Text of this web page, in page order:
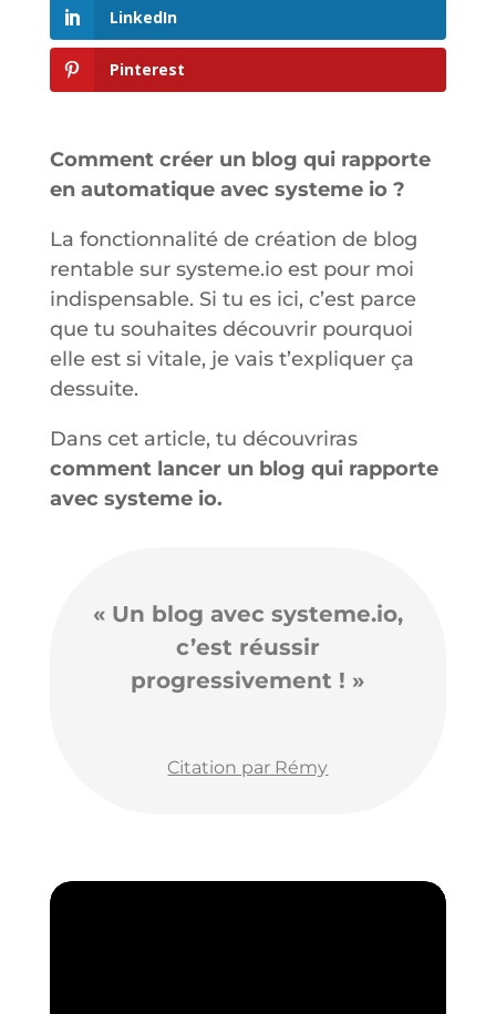
LinkedIn
Pinterest
Comment créer un blog qui rapporte
en automatique avec systeme io ?
La fonctionnalité de création de blog
rentable sur systeme.io est pour moi
indispensable. Si tu es ici, c’est parce
que tu souhaites découvrir pourquoi
elle est si vitale, je vais t’expliquer ça
dessuite.
Dans cet article, tu découvriras
comment lancer un blog qui rapporte
avec systeme io.
« Un blog avec systeme.io,
c’est réussir
progressivement ! »
Citation par Rémy